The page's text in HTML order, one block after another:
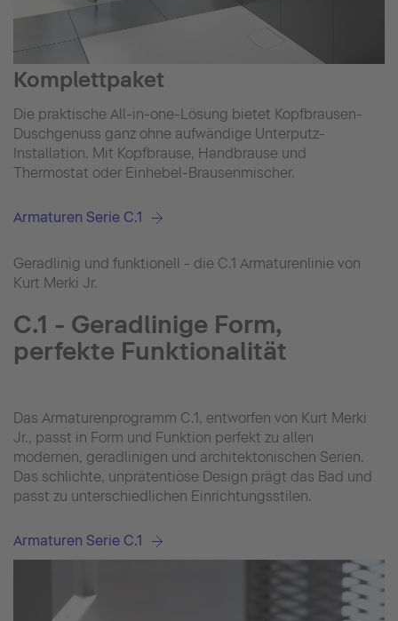
Komplettpaket
Die praktische All-in-one-Lösung bietet Kopfbrausen-
Duschgenuss ganz ohne aufwändige Unterputz-
Installation. Mit Kopfbrause, Handbrause und
Thermostat oder Einhebel-Brausenmischer.
Armaturen Serie C.1
Geradlinig und funktionell - die C.1 Armaturenlinie von
Kurt Merki Jr.
C.1 - Geradlinige Form,
perfekte Funktionalität
Das Armaturenprogramm C.1, entworfen von Kurt Merki
Jr., passt in Form und Funktion perfekt zu allen
modernen, geradlinigen und architektonischen Serien.
Das schlichte, unprätentiöse Design prägt das Bad und
passt zu unterschiedlichen Einrichtungsstilen.
Armaturen Serie C.1